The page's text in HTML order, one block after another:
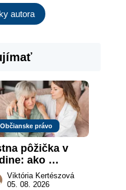
autora
Občianske právo
pôžička v
ako
peniaze,
na papieri nie
Viktória Kertészová
05. 08. 2026